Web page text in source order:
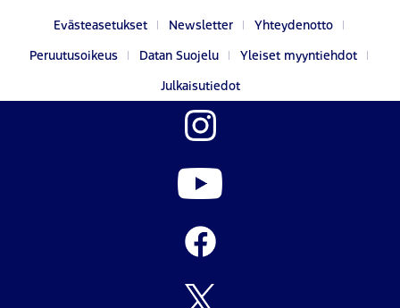
Evästeasetukset Newsletter
Yhteydenotto
Peruutusoikeus
Datan Suojelu
Yleiset myyntiehdot
Julkaisutiedot